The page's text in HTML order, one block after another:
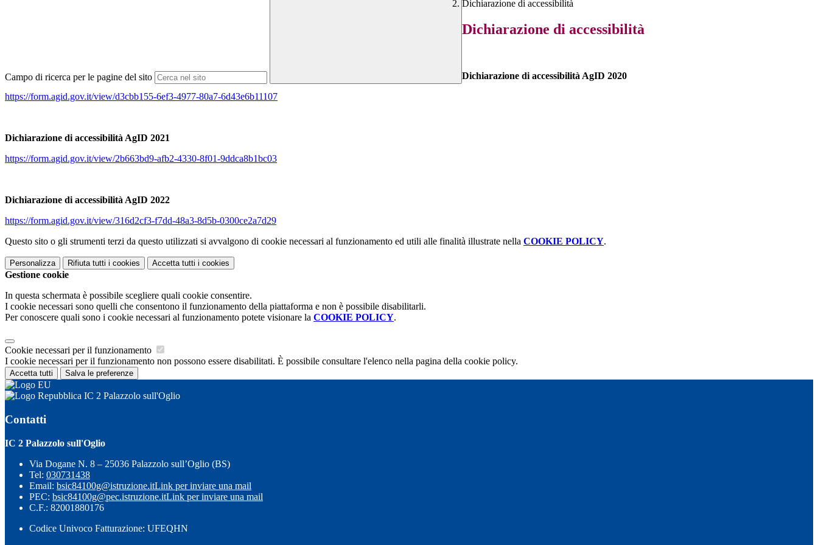
Campo di ricerca per le pagine del sito
Dichiarazione di accessibilità
Dichiarazione di accessibilità
Dichiarazione di accessibilità AgID 2020
https://form.agid.gov.it/view/d3cbb155-6ef3-4977-80a7-6d43e6b11107
Dichiarazione di accessibilità AgID 2021
https://form.agid.gov.it/view/2b663bd9-afb2-4330-8f01-9ddca8b1bc03
Dichiarazione di accessibilità AgID 2022
https://form.agid.gov.it/view/316d2cf3-f7dd-48a3-8d5b-0300ce2a7d29
Questo sito o gli strumenti terzi da questo utilizzati si avvalgono di cookie necessari al funzionamento ed utili alle finalità illustrate nella COOKIE POLICY.
Personalizza Rifiuta tutti i cookies Accetta tutti i cookies
Gestione cookie
In questa schermata è possibile scegliere quali cookie consentire.
I cookie necessari sono quelli che consentono il funzionamento della piattaforma e non è possibile disabilitarli.
Per conoscere quali sono i cookie necessari al funzionamento potete visionare la COOKIE POLICY.
Cookie necessari per il funzionamento
I cookie necessari per il funzionamento non possono essere disabilitati. È possibile consultare l'elenco nella pagina della cookie policy.
Accetta tutti Salva le preferenze
IC 2 Palazzolo sull'Oglio
Contatti
IC 2 Palazzolo sull'Oglio
Via Dogane N. 8 – 25036 Palazzolo sull’Oglio (BS)
Tel: 030731438
Email: bsic84100g@istruzione.itLink per inviare una mail
PEC: bsic84100g@pec.istruzione.itLink per inviare una mail
C.F.: 82001880176
Codice Univoco Fatturazione: UFEQHN